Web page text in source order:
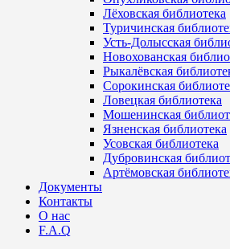
Лёховская библиотека
Туричинская
Усть-Долысская
Новохованская
Рыкалёвская
Сорокинская
Ловецкая библиотека
Мошенинская
Язненская библиотека
Усовская библиотека
Дубровинская
Артёмовская
Документы
Контакты
О нас
F.A.Q